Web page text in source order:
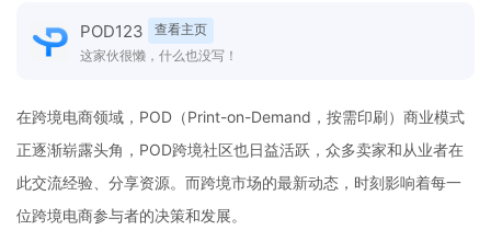
POD123
查看主页
这家伙很懒，什么也没写！
在跨境电商领域，POD（Print-on-Demand，按需印刷）商业模式
正逐渐崭露头角，POD跨境社区也日益活跃，众多卖家和从业者在
此交流经验、分享资源。而跨境市场的最新动态，时刻影响着每一
位跨境电商参与者的决策和发展。